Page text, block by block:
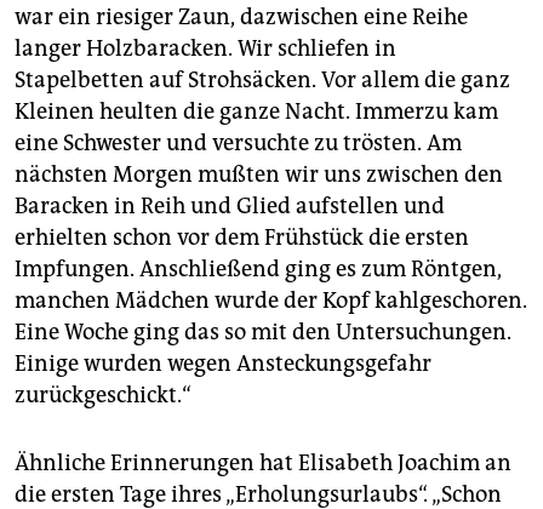
war ein riesiger Zaun, dazwischen eine Reihe
langer Holzbaracken. Wir schliefen in
Stapelbetten auf Strohsäcken. Vor allem die ganz
Kleinen heulten die ganze Nacht. Immerzu kam
eine Schwester und versuchte zu trösten. Am
nächsten Morgen mußten wir uns zwischen den
Baracken in Reih und Glied aufstellen und
erhielten schon vor dem Frühstück die ersten
Impfungen. Anschließend ging es zum Röntgen,
manchen Mädchen wurde der Kopf kahlgeschoren.
Eine Woche ging das so mit den Untersuchungen.
Einige wurden wegen Ansteckungsgefahr
zurückgeschickt.“
Ähnliche Erinnerungen hat Elisabeth Joachim an
die ersten Tage ihres „Erholungsurlaubs“. „Schon